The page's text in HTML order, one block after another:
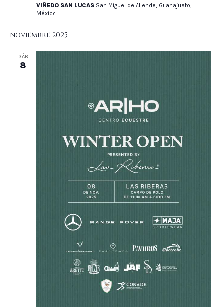
VIÑEDO SAN LUCAS San Miguel de Allende, Guanajuato,
México
noviembre 2025
SÁB
8